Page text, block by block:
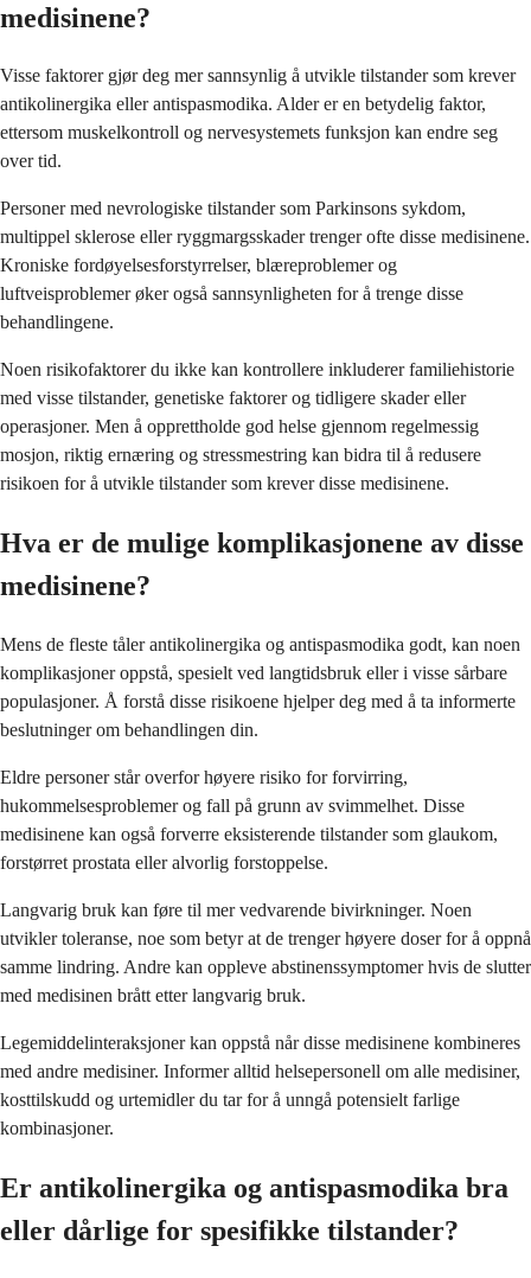
medisinene?
Visse faktorer gjør deg mer sannsynlig å utvikle tilstander som krever
antikolinergika eller antispasmodika. Alder er en betydelig faktor,
ettersom muskelkontroll og nervesystemets funksjon kan endre seg
over tid.
Personer med nevrologiske tilstander som Parkinsons sykdom,
multippel sklerose eller ryggmargsskader trenger ofte disse medisinene.
Kroniske fordøyelsesforstyrrelser, blæreproblemer og
luftveisproblemer øker også sannsynligheten for å trenge disse
behandlingene.
Noen risikofaktorer du ikke kan kontrollere inkluderer familiehistorie
med visse tilstander, genetiske faktorer og tidligere skader eller
operasjoner. Men å opprettholde god helse gjennom regelmessig
mosjon, riktig ernæring og stressmestring kan bidra til å redusere
risikoen for å utvikle tilstander som krever disse medisinene.
Hva er de mulige komplikasjonene av disse
medisinene?
Mens de fleste tåler antikolinergika og antispasmodika godt, kan noen
komplikasjoner oppstå, spesielt ved langtidsbruk eller i visse sårbare
populasjoner. Å forstå disse risikoene hjelper deg med å ta informerte
beslutninger om behandlingen din.
Eldre personer står overfor høyere risiko for forvirring,
hukommelsesproblemer og fall på grunn av svimmelhet. Disse
medisinene kan også forverre eksisterende tilstander som glaukom,
forstørret prostata eller alvorlig forstoppelse.
Langvarig bruk kan føre til mer vedvarende bivirkninger. Noen
utvikler toleranse, noe som betyr at de trenger høyere doser for å oppnå
samme lindring. Andre kan oppleve abstinenssymptomer hvis de slutter
med medisinen brått etter langvarig bruk.
Legemiddelinteraksjoner kan oppstå når disse medisinene kombineres
med andre medisiner. Informer alltid helsepersonell om alle medisiner,
kosttilskudd og urtemidler du tar for å unngå potensielt farlige
kombinasjoner.
Er antikolinergika og antispasmodika bra
eller dårlige for spesifikke tilstander?